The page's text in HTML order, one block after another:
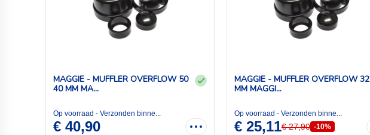
MAGGIE - MUFFLER OVERFLOW 50
40 MM MA...
Op voorraad - Verzonden binne...
€ 40,90
MAGGIE - MUFFLER OVERFLOW 32
MM MAGGI...
Op voorraad - Verzonden binne...
€ 25,11€ 27,90 -10%